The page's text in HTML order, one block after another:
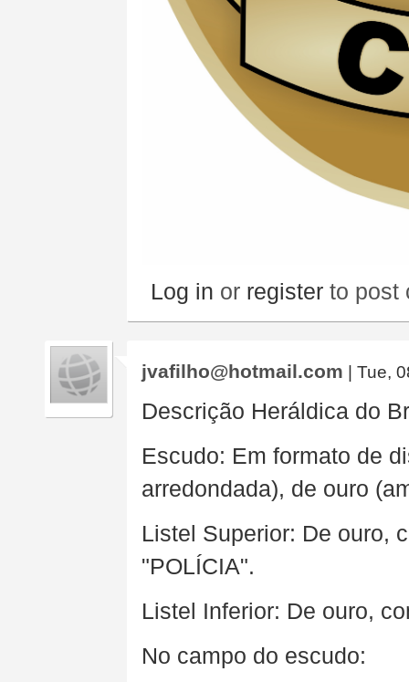
Log in or register to post
jvafilho@hotmail.com | Tue,
Descrição Heráldica do
Escudo: Em formato de
arredondada), de ouro
Listel Superior: De ouro,
"POLÍCIA".
Listel Inferior: De ouro,
No campo do escudo: